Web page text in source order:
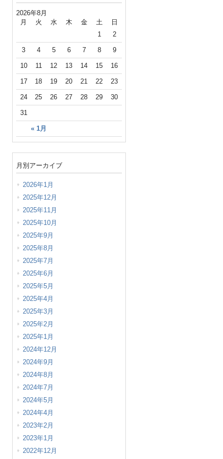
2026年8月
月 火 水 木 金 土 日
« 1月
1 2
3 4 5 6 7 8 9
10 11 12 13 14 15 16
17 18 19 20 21 22 23
24 25 26 27 28 29 30
31
月別アーカイブ
2026年1月
2025年12月
2025年11月
2025年10月
2025年9月
2025年8月
2025年7月
2025年6月
2025年5月
2025年4月
2025年3月
2025年2月
2025年1月
2024年12月
2024年9月
2024年8月
2024年7月
2024年5月
2024年4月
2023年2月
2023年1月
2022年12月